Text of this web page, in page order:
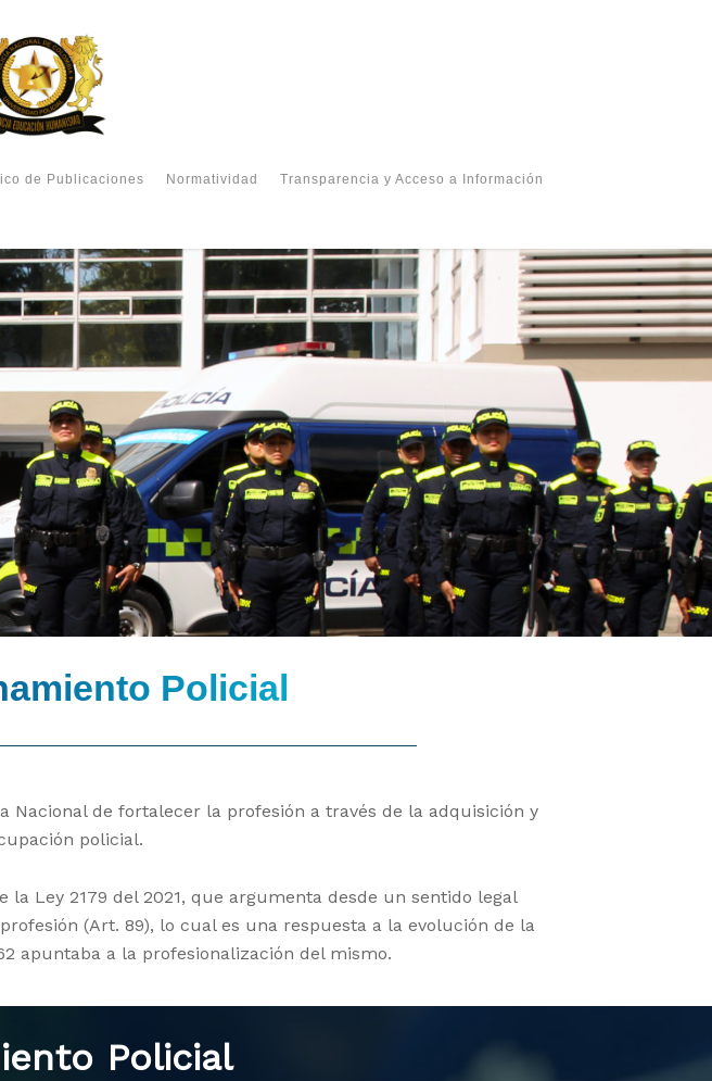
de Publicaciones Normatividad Transparencia y Acceso a Información
Policial
Nacional de fortalecer la profesión a través de la adquisición y
policial.
Ley 2179 del 2021, que argumenta desde un sentido legal
(Art. 89), lo cual es una respuesta a la evolución de la
apuntaba a la profesionalización del mismo.
Policial